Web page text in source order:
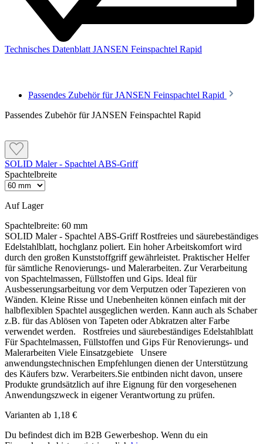
Technisches Datenblatt JANSEN Feinspachtel Rapid
Passendes Zubehör für JANSEN Feinspachtel Rapid
Passendes Zubehör für JANSEN Feinspachtel Rapid
SOLID Maler - Spachtel ABS-Griff
Spachtelbreite
Auf Lager
Spachtelbreite: 60 mm
SOLID Maler - Spachtel ABS-Griff Rostfreies und säurebeständiges
Edelstahlblatt, hochglanz poliert. Ein hoher Arbeitskomfort wird
durch den großen Kunststoffgriff gewährleistet. Praktischer Helfer
für sämtliche Renovierungs- und Malerarbeiten. Zur Verarbeitung
von Spachtelmassen, Füllstoffen und Gips. Ideal für
Ausbesserungsarbeitung vor dem Verputzen oder Tapezieren von
Wänden. Kleine Risse und Unebenheiten können einfach mit der
halbflexiblen Spachtel ausgeglichen werden. Kann auch als Schaber
z.B. für das Ablösen von Tapeten oder Abkratzen alter Farbe
verwendet werden. Rostfreies und säurebeständiges Edelstahlblatt
Für Spachtelmassen, Füllstoffen und Gips Für Renovierungs- und
Malerarbeiten Viele Einsatzgebiete Unsere
anwendungstechnischen Empfehlungen dienen der Unterstützung
des Käufers bzw. Verarbeiters.Sie entbinden nicht davon, unsere
Produkte grundsätzlich auf ihre Eignung für den vorgesehenen
Anwendungszweck in eigener Verantwortung zu prüfen.
Varianten ab 1,18 €
Du befindest dich im B2B Gewerbeshop. Wenn du ein